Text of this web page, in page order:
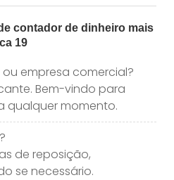
empresa comercial?
Bem-vindo para
qualquer momento.
de reposição,
se necessário.